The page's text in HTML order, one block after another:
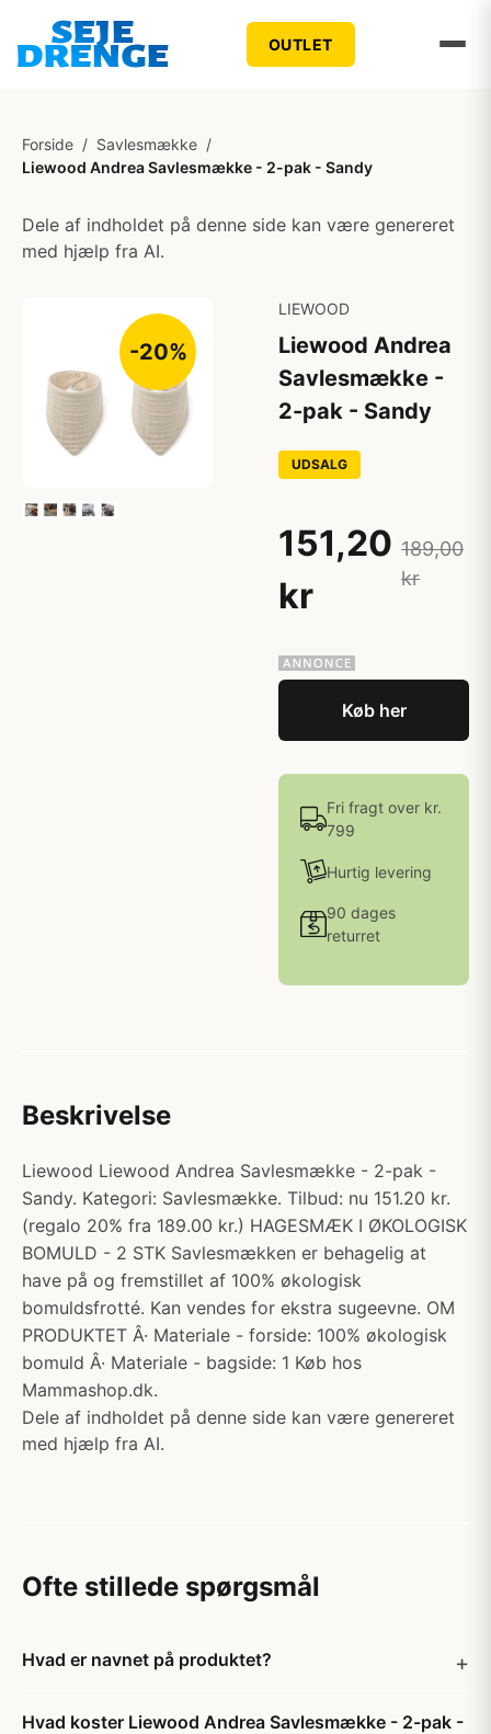
OUTLET
Forside / Savlesmække /
Liewood Andrea Savlesmække - 2-pak - Sandy
Dele af indholdet på denne side kan være genereret
med hjælp fra AI.
-20%
LIEWOOD
Liewood Andrea
Savlesmække -
2-pak - Sandy
UDSALG
151,20
kr
189,00
kr
Køb her
Fri fragt over kr.
799
Hurtig levering
90 dages
returret
Beskrivelse
Liewood Liewood Andrea Savlesmække - 2-pak -
Sandy. Kategori: Savlesmække. Tilbud: nu 151.20 kr.
(regalo 20% fra 189.00 kr.) HAGESMÆK I ØKOLOGISK
BOMULD - 2 STK Savlesmækken er behagelig at
have på og fremstillet af 100% økologisk
bomuldsfrotté. Kan vendes for ekstra sugeevne. OM
PRODUKTET Â· Materiale - forside: 100% økologisk
bomuld Â· Materiale - bagside: 1 Køb hos
Mammashop.dk.
Dele af indholdet på denne side kan være genereret
med hjælp fra AI.
Ofte stillede spørgsmål
Hvad er navnet på produktet?
Hvad koster Liewood Andrea Savlesmække - 2-pak -